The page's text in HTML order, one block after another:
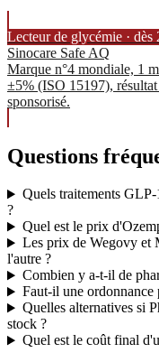
Lecteur de glycémie · dès
Sinocare Safe AQ
Marque n°4 mondiale, 1
±5% (ISO 15197),
sponsorisé.
Questions
Quels traitements
?
Quel est le prix
Les prix de Wegovy et
l'autre ?
Combien y a-t-il de
Faut-il une
Quelles alternatives si
stock ?
Quel est le coût final